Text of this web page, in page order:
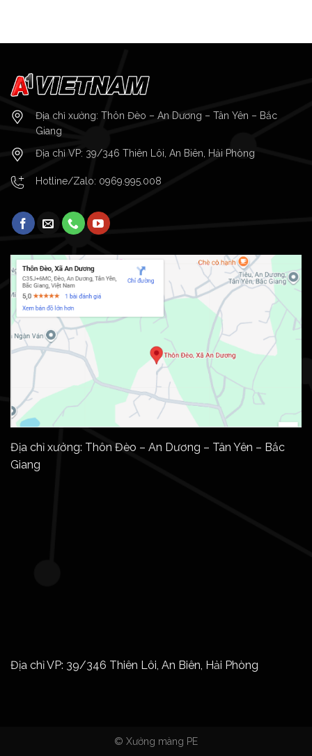
Địa chỉ xưởng: Thôn Đèo – An Dương – Tân Yên – Bắc
Giang
Địa chỉ VP: 39/346 Thiên Lôi, An Biên, Hải Phòng
Hotline/Zalo: 0969.995.008
Địa chỉ xưởng: Thôn Đèo – An Dương – Tân Yên – Bắc
Giang
Địa chỉ VP: 39/346 Thiên Lôi, An Biên, Hải Phòng
© Xưởng màng PE